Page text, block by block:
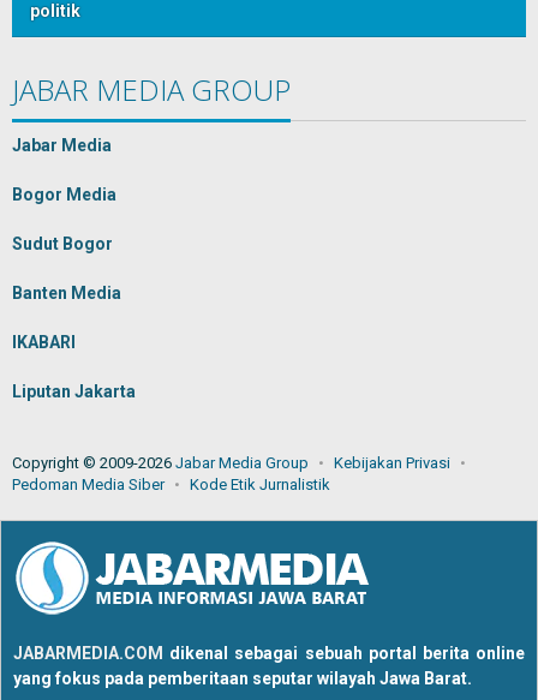
politik
JABAR MEDIA GROUP
Jabar Media
Bogor Media
Sudut Bogor
Banten Media
IKABARI
Liputan Jakarta
Copyright © 2009-2026 Jabar Media Group
Kebijakan Privasi
Pedoman Media Siber
Kode Etik Jurnalistik
JABARMEDIA.COM dikenal sebagai sebuah portal berita online
yang fokus pada pemberitaan seputar wilayah Jawa Barat.